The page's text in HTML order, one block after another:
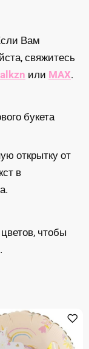
Вам
свяжитесь
или MAX.
букета
открытку от
в
чтобы